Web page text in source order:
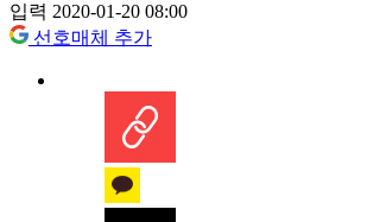
입력 2020-01-20 08:00
선호매체 추가